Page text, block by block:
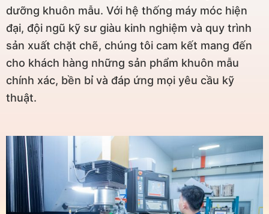
dưỡng khuôn mẫu. Với hệ thống máy móc hiện
đại, đội ngũ kỹ sư giàu kinh nghiệm và quy trình
sản xuất chặt chẽ, chúng tôi cam kết mang đến
cho khách hàng những sản phẩm khuôn mẫu
chính xác, bền bỉ và đáp ứng mọi yêu cầu kỹ
thuật.